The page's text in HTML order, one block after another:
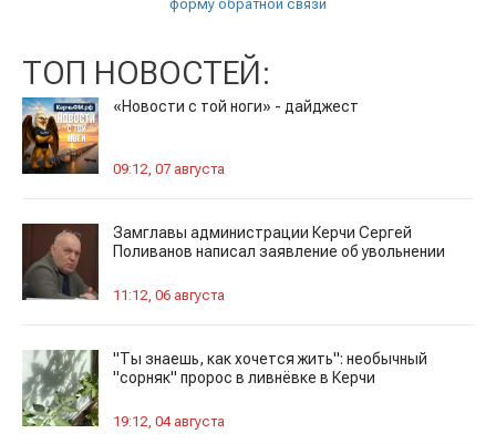
форму обратной связи
ТОП НОВОСТЕЙ:
«Новости с той ноги» - дайджест
09:12, 07 августа
Замглавы администрации Керчи Сергей
Поливанов написал заявление об увольнении
11:12, 06 августа
"Ты знаешь, как хочется жить": необычный
"сорняк" пророс в ливнёвке в Керчи
19:12, 04 августа